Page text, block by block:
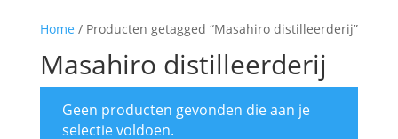
Home / Producten getagged “Masahiro distilleerderij”
Masahiro distilleerderij
Geen producten gevonden die aan je
selectie voldoen.